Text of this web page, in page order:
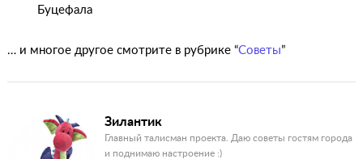
Буцефала
… и многое другое смотрите в рубрике “Советы”
Зилантик
Главный талисман проекта. Даю советы гостям города
и поднимаю настроение :)